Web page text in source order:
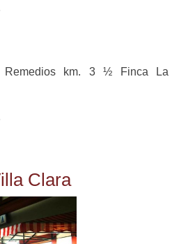
Remedios km. 3 ½ Finca La
Clara